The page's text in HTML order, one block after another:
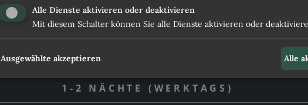
SOMMER '27
1-2 NÄCHTE (WERKTAGS)
Alle Dienste aktivieren oder deaktivieren
Mit diesem Schalter können Sie alle Dienste aktivieren oder
Ausgewählte akzeptieren Alle